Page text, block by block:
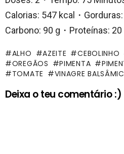
Calorias: 547 kcal・
Carbono: 90 g・Proteínas: 20
ALHO AZEITE CEBOLINHO
OREGÃOS
PIMENTA
TOMATE
VINAGRE
Deixa o teu comentário :)